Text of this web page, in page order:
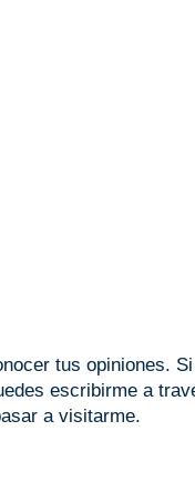
tus opiniones.
escribirme a
a visitarme.